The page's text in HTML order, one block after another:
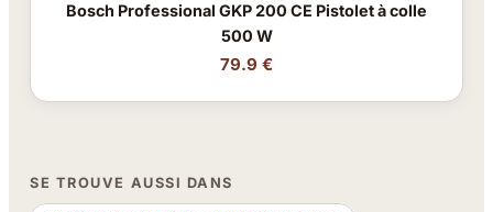
Bosch Professional GKP 200 CE Pistolet à colle
500 W
79.9 €
SE TROUVE AUSSI DANS